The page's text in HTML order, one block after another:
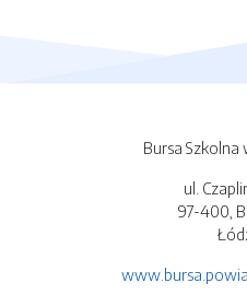
Bursa Szkolna
ul.
97-400,